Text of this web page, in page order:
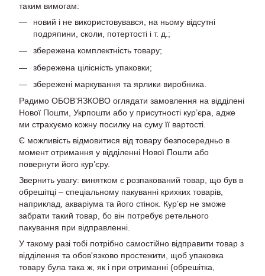
таким вимогам:
новий і не використовувався, на ньому відсутні
подряпини, сколи, потертості і т. д.;
збережена комплектність товару;
збережена цілісність упаковки;
збережені маркування та ярлики виробника.
Радимо ОБОВ’ЯЗКОВО оглядати замовлення на відділені
Нової Пошти, Укрпошти або у присутності кур’єра, адже
ми страхуємо кожну посилку на суму її вартості.
Є можливість відмовитися від товару безпосередньо в
момент отримання у відділенні Нової Пошти або
повернути його кур’єру.
Звернить увагу: винятком є розпакований товар, що був в
обрешітці – спеціальному пакуванні крихких товарів,
наприклад, акваріума та його стінок. Кур’єр не зможе
забрати такий товар, бо він потребує ретельного
пакування при відправленні.
У такому разі тобі потрібно самостійно відправити товар з
відділення та обов'язково простежити, щоб упаковка
товару була така ж, як і при отриманні (обрешітка,